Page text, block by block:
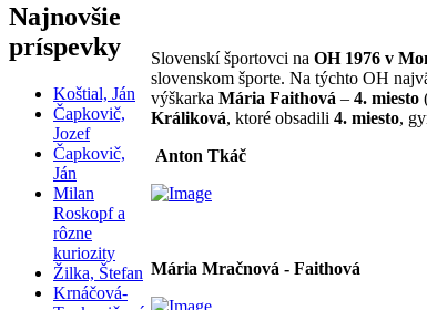
Najnovšie
príspevky
Koštial, Ján
Čapkovič,
Jozef
Čapkovič,
Ján
Milan
Roskopf a
rôzne
kuriozity
Žilka, Štefan
Krnáčová-
Slovenskí športovci na OH 1976 v
slovenskom športe. Na týchto OH
výškarka Mária Faithová – 4. miesto
Králiková, ktoré obsadili 4. miesto,
Anton Tkáč
Mária Mračnová - Faithová